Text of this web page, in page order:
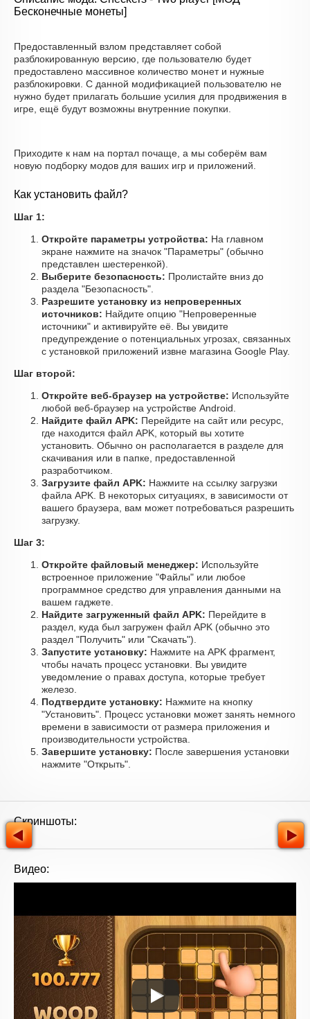
Бесконечные монеты]
Предоставленный взлом представляет собой
разблокированную версию, где пользователю будет
предоставлено массивное количество монет и нужные
разблокировки. С данной модификацией пользователю не
нужно будет прилагать большие усилия для продвижения в
игре, ещё будут возможны внутренние покупки.
Приходите к нам на портал почаще, а мы соберём вам
новую подборку модов для ваших игр и приложений.
Как установить файл?
Шаг 1:
Откройте параметры устройства: На главном
экране нажмите на значок "Параметры" (обычно
представлен шестеренкой).
Выберите безопасность: Пролистайте вниз до
раздела "Безопасность".
Разрешите установку из непроверенных
источников: Найдите опцию "Непроверенные
источники" и активируйте её. Вы увидите
предупреждение о потенциальных угрозах, связанных
с установкой приложений извне магазина Google Play.
Шаг второй:
Откройте веб-браузер на устройстве: Используйте
любой веб-браузер на устройстве Android.
Найдите файл APK: Перейдите на сайт или ресурс,
где находится файл APK, который вы хотите
установить. Обычно он располагается в разделе для
скачивания или в папке, предоставленной
разработчиком.
Загрузите файл APK: Нажмите на ссылку загрузки
файла APK. В некоторых ситуациях, в зависимости от
вашего браузера, вам может потребоваться разрешить
загрузку.
Шаг 3:
Откройте файловый менеджер: Используйте
встроенное приложение "Файлы" или любое
программное средство для управления данными на
вашем гаджете.
Найдите загруженный файл APK: Перейдите в
раздел, куда был загружен файл APK (обычно это
раздел "Получить" или "Скачать").
Запустите установку: Нажмите на APK фрагмент,
чтобы начать процесс установки. Вы увидите
уведомление о правах доступа, которые требует
железо.
Подтвердите установку: Нажмите на кнопку
"Установить". Процесс установки может занять немного
времени в зависимости от размера приложения и
производительности устройства.
Завершите установку: После завершения установки
нажмите "Открыть".
Скриншоты:
Видео: